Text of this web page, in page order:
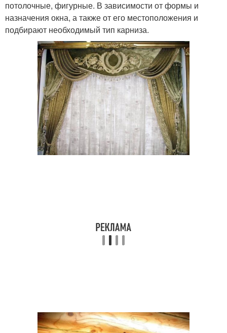
потолочные, фигурные. В зависимости от формы и
назначения окна, а также от его местоположения и
подбирают необходимый тип карниза.